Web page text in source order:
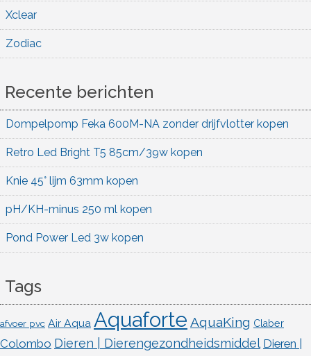
Xclear
Zodiac
Recente berichten
Dompelpomp Feka 600M-NA zonder drijfvlotter kopen
Retro Led Bright T5 85cm/39w kopen
Knie 45° lijm 63mm kopen
pH/KH-minus 250 ml kopen
Pond Power Led 3w kopen
Tags
afvoer pvc Air Aqua Aquaforte AquaKing Claber
Colombo Dieren | Dierengezondheidsmiddel Dieren |